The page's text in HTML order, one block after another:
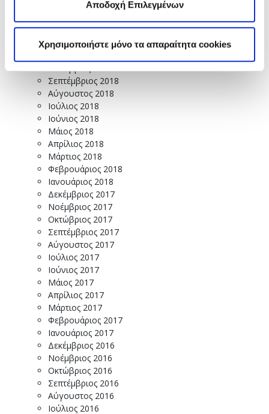
Αποδοχή Επιλεγμένων
Χρησιμοποιήστε μόνο τα απαραίτητα cookies
Μάρτιος 2019
Ιανουάριος 2019
Δεκέμβριος 2018
Οκτώβριος 2018
Σεπτέμβριος 2018
Αύγουστος 2018
Ιούλιος 2018
Ιούνιος 2018
Μάιος 2018
Απρίλιος 2018
Μάρτιος 2018
Φεβρουάριος 2018
Ιανουάριος 2018
Δεκέμβριος 2017
Νοέμβριος 2017
Οκτώβριος 2017
Σεπτέμβριος 2017
Αύγουστος 2017
Ιούλιος 2017
Ιούνιος 2017
Μάιος 2017
Απρίλιος 2017
Μάρτιος 2017
Φεβρουάριος 2017
Ιανουάριος 2017
Δεκέμβριος 2016
Νοέμβριος 2016
Οκτώβριος 2016
Σεπτέμβριος 2016
Αύγουστος 2016
Ιούλιος 2016